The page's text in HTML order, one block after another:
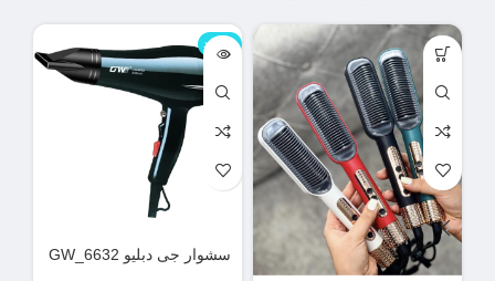
ناموجود
سشوار جی دبلیو GW_6632